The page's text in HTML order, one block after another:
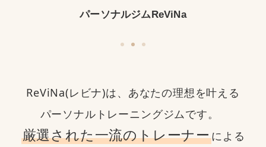
パーソナルジムReViNa
ReViNa(レビナ)は、あなたの理想を叶える
パーソナルトレーニングジムです。
厳選された一流のトレーナーによる